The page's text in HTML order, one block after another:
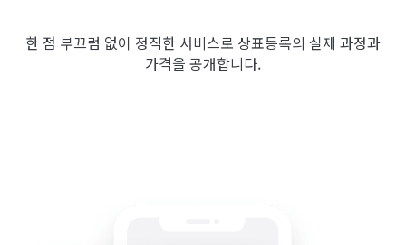
한 점 부끄럼 없이 정직한 서비스로 상표등록의 실제 과정과
가격을 공개합니다.